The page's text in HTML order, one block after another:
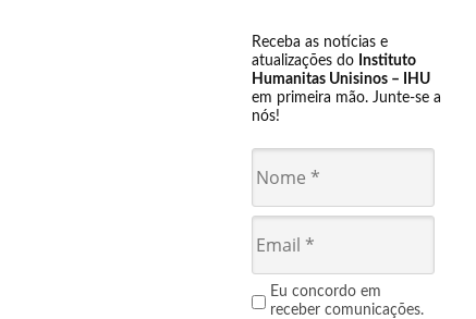
Receba as notícias e
atualizações do Instituto
Humanitas Unisinos – IHU
em primeira mão. Junte-se a
nós!
Eu concordo em
receber comunicações.